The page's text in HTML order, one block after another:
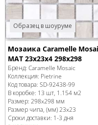
Образец в шоуруме
Мозаика Caramelle
MAT 23x23x4 298x298
Бренд: Caramelle Mosaic
Коллекция: Pietrine
Код товара: SD-92438-99
В коробке: 13 шт, 1.154 м2
Размер: 298x298 мм
Размер чипа, (мм)23x23
Сроки доставки: 1-3 дня